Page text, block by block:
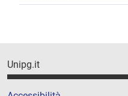
Unipg.it